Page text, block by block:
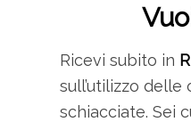
Ricevi subito in
sull’utilizzo
schiacciate. Sei